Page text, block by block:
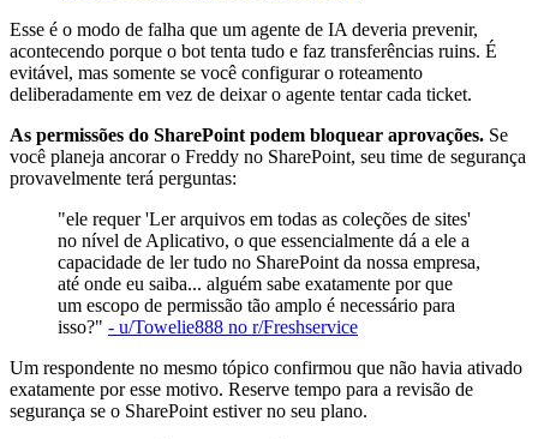
Esse é o modo de falha que um agente de IA deveria prevenir,
acontecendo porque o bot tenta tudo e faz transferências ruins. É
evitável, mas somente se você configurar o roteamento
deliberadamente em vez de deixar o agente tentar cada ticket.
As permissões do SharePoint podem bloquear aprovações. Se
você planeja ancorar o Freddy no SharePoint, seu time de segurança
provavelmente terá perguntas:
"ele requer 'Ler arquivos em todas as coleções de sites'
no nível de Aplicativo, o que essencialmente dá a ele a
capacidade de ler tudo no SharePoint da nossa empresa,
até onde eu saiba... alguém sabe exatamente por que
um escopo de permissão tão amplo é necessário para
isso?" - u/Towelie888 no r/Freshservice
Um respondente no mesmo tópico confirmou que não havia ativado
exatamente por esse motivo. Reserve tempo para a revisão de
segurança se o SharePoint estiver no seu plano.